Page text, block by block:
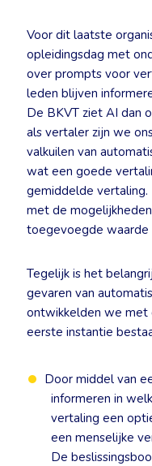
Voor dit laatste
opleidingsdag met
over prompts voor
leden blijven
De BKVT ziet AI dan
als vertaler zijn we
valkuilen van
wat een goede
gemiddelde vertaling.
met de
toegevoegde waarde
Tegelijk is het
gevaren van
ontwikkelden we met
eerste instantie
Door middel van
informeren in
vertaling een
een menselijke
De